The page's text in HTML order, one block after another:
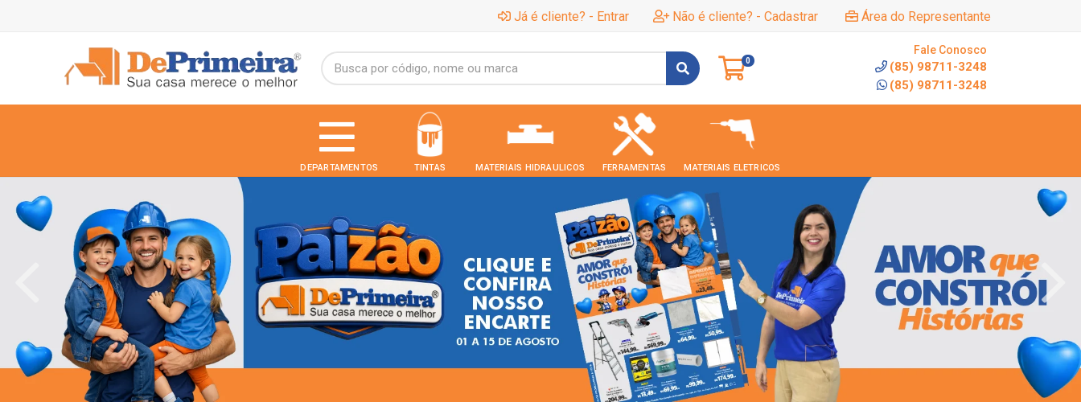
Já é cliente? - Entrar Não é cliente? - Cadastrar Área do Representante
0
Fale Conosco
(85) 98711-3248
(85) 98711-3248
DEPARTAMENTOS TINTAS MATERIAIS HIDRAULICOS FERRAMENTAS MATERIAIS ELETRICOS